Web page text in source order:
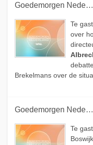
Goedemorgen Nederland
Te
over
Brekelmans over de
Goedemorgen Nederland
Te